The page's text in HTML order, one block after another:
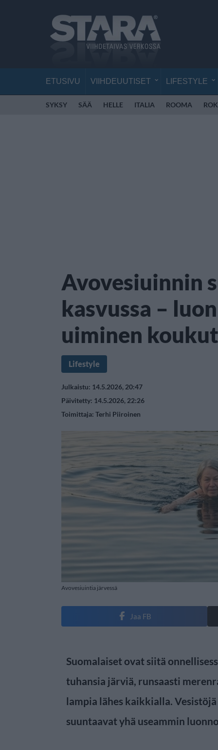
ETUSIVU VIIHDEUUTISET LIFESTYLE
SYKSY SÄÄ HELLE ITALIA ROOMA
Avovesiuinnin
kasvussa –
uiminen
Lifestyle
Julkaistu: 14.5.2026, 20:47
Päivitetty: 14.5.2026, 22:26
Toimittaja: Terhi Piiroinen
Avovesiuintia järvessä
Jaa FB
Suomalaiset ovat siitä
tuhansia järviä, runsaasti
lampia lähes kaikkialla.
suuntaavat yhä useammin